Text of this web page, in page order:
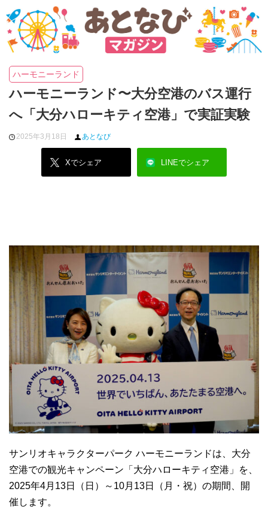
ハーモニーランド
ハーモニーランド〜大分空港のバス運行
へ「大分ハローキティ空港」で実証実験
2025年3月18日 あとなび
Xでシェア LINEでシェア
サンリオキャラクターパーク ハーモニーランドは、大分
空港での観光キャンペーン「大分ハローキティ空港」を、
2025年4月13日（日）～10月13日（月・祝）の期間、開
催します。